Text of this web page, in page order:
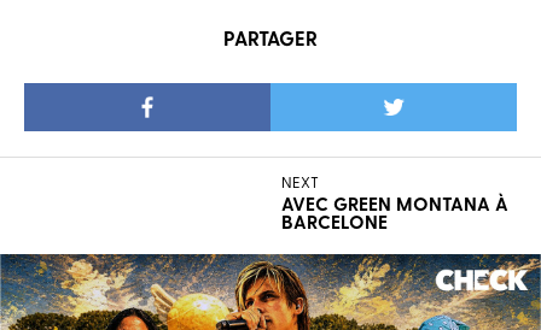
PARTAGER
NEXT
AVEC GREEN MONTANA À
BARCELONE